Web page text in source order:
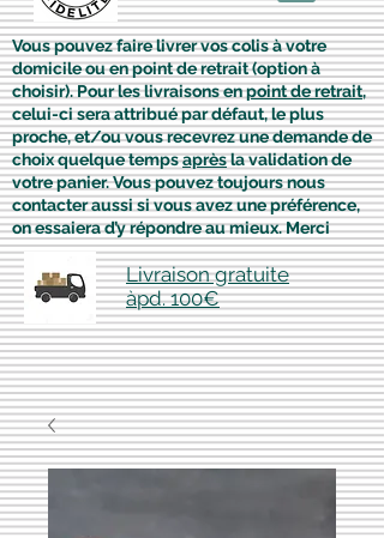
Vous pouvez faire livrer vos colis à votre
domicile ou en point de retrait (option à
choisir). Pour les livraisons enpoint de retrait,
celui-ci sera attribué par défaut, le plus
proche, et/ou vous recevrez une demande de
choix quelque tempsaprèsla validation de
votre panier. Vous pouvez toujours nous
contacter aussi si vous avez une préférence,
on essaiera d’y répondre au mieux. Merci
Livraison gratuite
àpd. 100€